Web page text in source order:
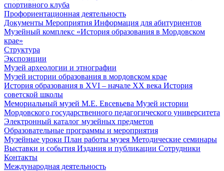
спортивного клуба
Профориентационная деятельность
Документы Мероприятия Информация для абитуриентов
Музейный комплекс «История образования в Мордовском
крае»
Структура
Экспозиции
Музей археологии и этнографии
Музей истории образования в мордовском крае
История образования в XVI – начале XX века История
советской школы
Мемориальный музей М.Е. Евсевьева Музей истории
Мордовского государственного педагогического университета
Электронный каталог музейных предметов
Образовательные программы и мероприятия
Музейные уроки План работы музея Методические семинары
Выставки и события Издания и публикации Сотрудники
Контакты
Международная деятельность